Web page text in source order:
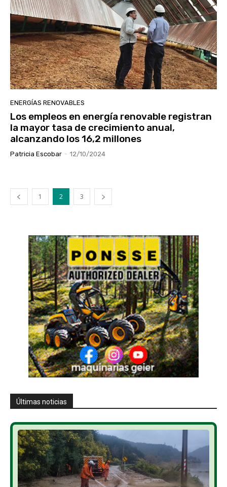
ENERGÍAS RENOVABLES
Los empleos en energía renovable registran
la mayor tasa de crecimiento anual,
alcanzando los 16,2 millones
Patricia Escobar - 12/10/2024
1 2 3
Últimas noticias